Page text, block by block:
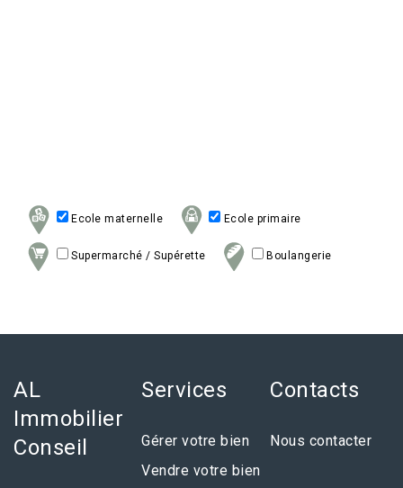
Ecole maternelle Ecole primaire
Supermarché / Supérette Boulangerie
AL
Immobilier
Conseil
Services
Gérer votre bien
Vendre votre bien
Contacts
Nous contacter